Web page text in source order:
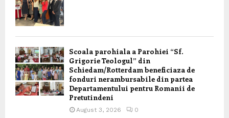
Scoala parohiala a Parohiei “Sf.
Grigorie Teologul” din
Schiedam/Rotterdam beneficiaza de
fonduri nerambursabile din partea
Departamentului pentru Romanii de
Pretutindeni
August 3, 2026 0